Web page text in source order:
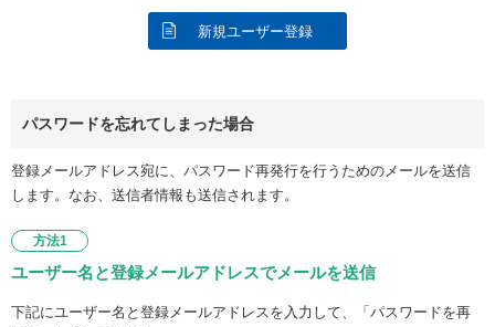
新規ユーザー登録
パスワードを忘れてしまった場合
登録メールアドレス宛に、パスワード再発行を行うためのメールを送信
します。なお、送信者情報も送信されます。
方法1
ユーザー名と登録メールアドレスでメールを送信
下記にユーザー名と登録メールアドレスを入力して、「パスワードを再